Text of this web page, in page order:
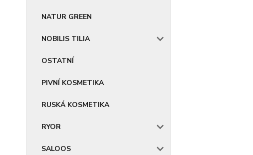
NATUR GREEN
NOBILIS TILIA
OSTATNÍ
PIVNÍ KOSMETIKA
RUSKÁ KOSMETIKA
RYOR
SALOOS